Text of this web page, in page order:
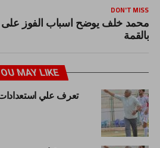
DON'T MISS
محمد خلف يوضح اسباب الفوز على
بالقمة
MAY LIKE
تعرف علي